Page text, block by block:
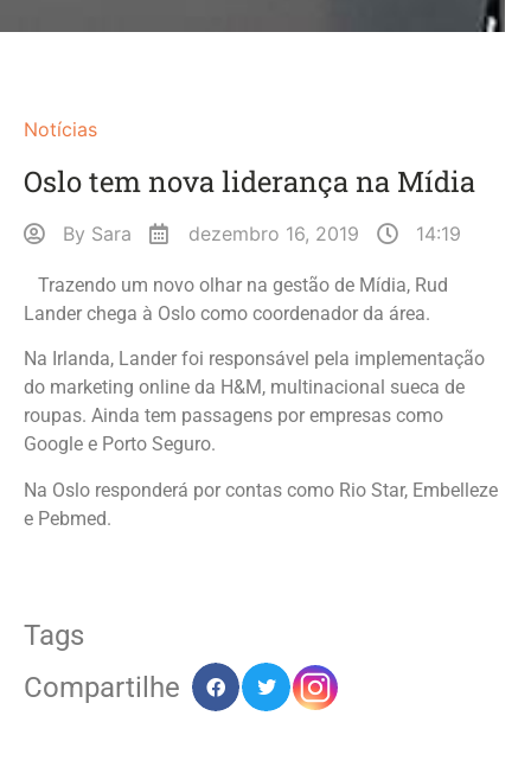
Notícias
Oslo tem nova liderança na Mídia
By Sara dezembro 16, 2019 14:19
Trazendo um novo olhar na gestão de Mídia, Rud
Lander chega à Oslo como coordenador da área.
Na Irlanda, Lander foi responsável pela implementação
do marketing online da H&M, multinacional sueca de
roupas. Ainda tem passagens por empresas como
Google e Porto Seguro.
Na Oslo responderá por contas como Rio Star, Embelleze
e Pebmed.
Tags
Compartilhe